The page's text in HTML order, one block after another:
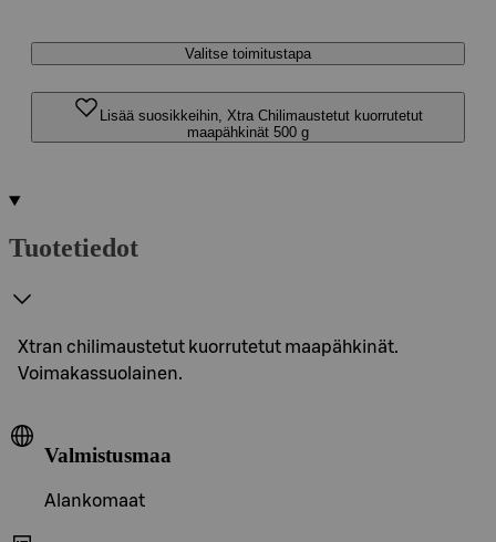
Valitse toimitustapa
Lisää suosikkeihin, Xtra Chilimaustetut kuorrutetut
maapähkinät 500 g
Tuotetiedot
Xtran chilimaustetut kuorrutetut maapähkinät.
Voimakassuolainen.
Valmistusmaa
Alankomaat